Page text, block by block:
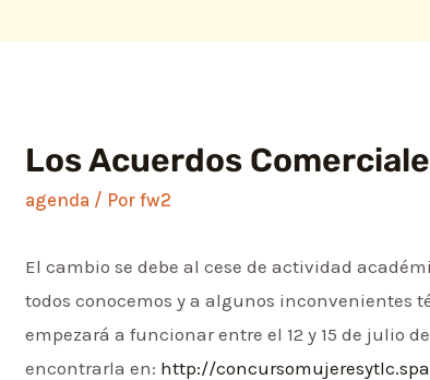
Los Acuerdos
agenda / Porfw2
El cambio se debe al cese de actividad
todos conocemos y a algunos inconvenientes
empezará a funcionar entre el 12 y 15 de julio
encontrarla en: http://